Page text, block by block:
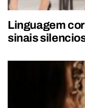
Linguagem
sinais